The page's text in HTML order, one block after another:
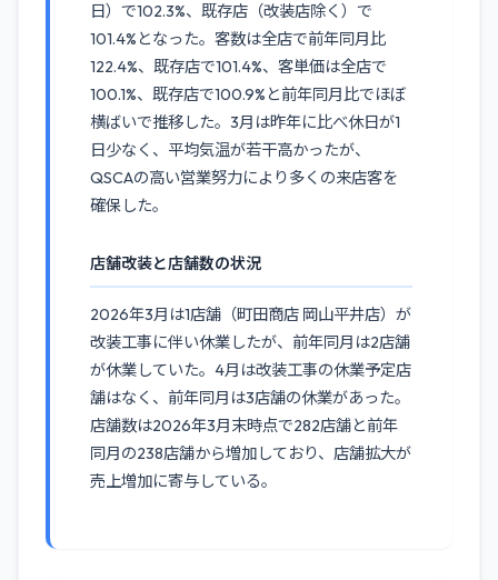
日）で102.3%、既存店（改装店除く）で
101.4%となった。客数は全店で前年同月比
122.4%、既存店で101.4%、客単価は全店で
100.1%、既存店で100.9%と前年同月比でほぼ
横ばいで推移した。3月は昨年に比べ休日が1
日少なく、平均気温が若干高かったが、
QSCAの高い営業努力により多くの来店客を
確保した。
店舗改装と店舗数の状況
2026年3月は1店舗（町田商店 岡山平井店）が
改装工事に伴い休業したが、前年同月は2店舗
が休業していた。4月は改装工事の休業予定店
舗はなく、前年同月は3店舗の休業があった。
店舗数は2026年3月末時点で282店舗と前年
同月の238店舗から増加しており、店舗拡大が
売上増加に寄与している。